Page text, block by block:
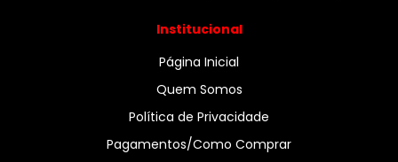
Institucional
Página Inicial
Quem Somos
Política de Privacidade
Pagamentos/Como Comprar